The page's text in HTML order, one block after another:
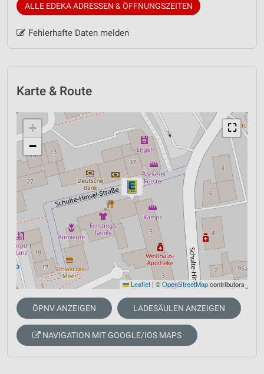
ALLE EDEKA ADRESSEN & ÖFFNUNGSZEITEN
Fehlerhafte Daten melden
Karte & Route
⛶
+
−
Leaflet | ©OpenStreetMapcontributors
ÖPNV ANZEIGEN LADESÄULEN ANZEIGEN
NAVIGATION MIT GOOGLE/IOS MAPS